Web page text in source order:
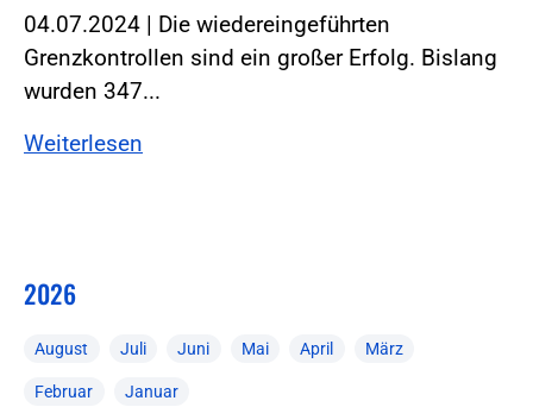
04.07.2024 | Die wiedereingeführten
Grenzkontrollen sind ein großer Erfolg. Bislang
wurden 347...
Weiterlesen
2026
August Juli Juni Mai April März
Februar Januar